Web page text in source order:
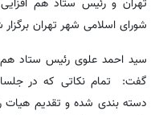
تهران و رئیس ستاد هم
شورای اسلامی شهر تهران
سید احمد علوی رئیس ستاد
گفت: تمام نکاتی که در
دسته بندی شده و تقدیم